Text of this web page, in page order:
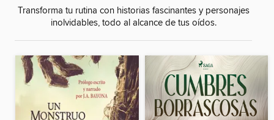
Transforma tu rutina con historias fascinantes y personajes
inolvidables, todo al alcance de tus oídos.